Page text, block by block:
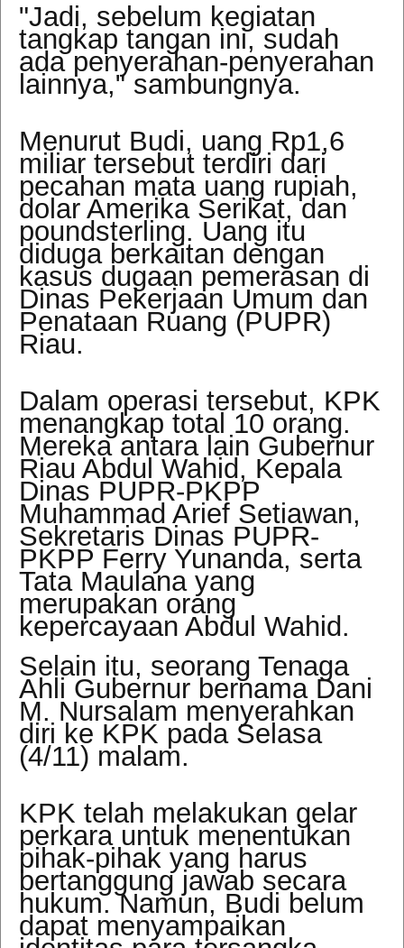
"Jadi, sebelum kegiatan
tangkap tangan ini, sudah
ada penyerahan-penyerahan
lainnya," sambungnya.
Menurut Budi, uang Rp1,6
miliar tersebut terdiri dari
pecahan mata uang rupiah,
dolar Amerika Serikat, dan
poundsterling. Uang itu
diduga berkaitan dengan
kasus dugaan pemerasan di
Dinas Pekerjaan Umum dan
Penataan Ruang (PUPR)
Riau.
Dalam operasi tersebut, KPK
menangkap total 10 orang.
Mereka antara lain Gubernur
Riau Abdul Wahid, Kepala
Dinas PUPR-PKPP
Muhammad Arief Setiawan,
Sekretaris Dinas PUPR-
PKPP Ferry Yunanda, serta
Tata Maulana yang
merupakan orang
kepercayaan Abdul Wahid.
Selain itu, seorang Tenaga
Ahli Gubernur bernama Dani
M. Nursalam menyerahkan
diri ke KPK pada Selasa
(4/11) malam.
KPK telah melakukan gelar
perkara untuk menentukan
pihak-pihak yang harus
bertanggung jawab secara
hukum. Namun, Budi belum
dapat menyampaikan